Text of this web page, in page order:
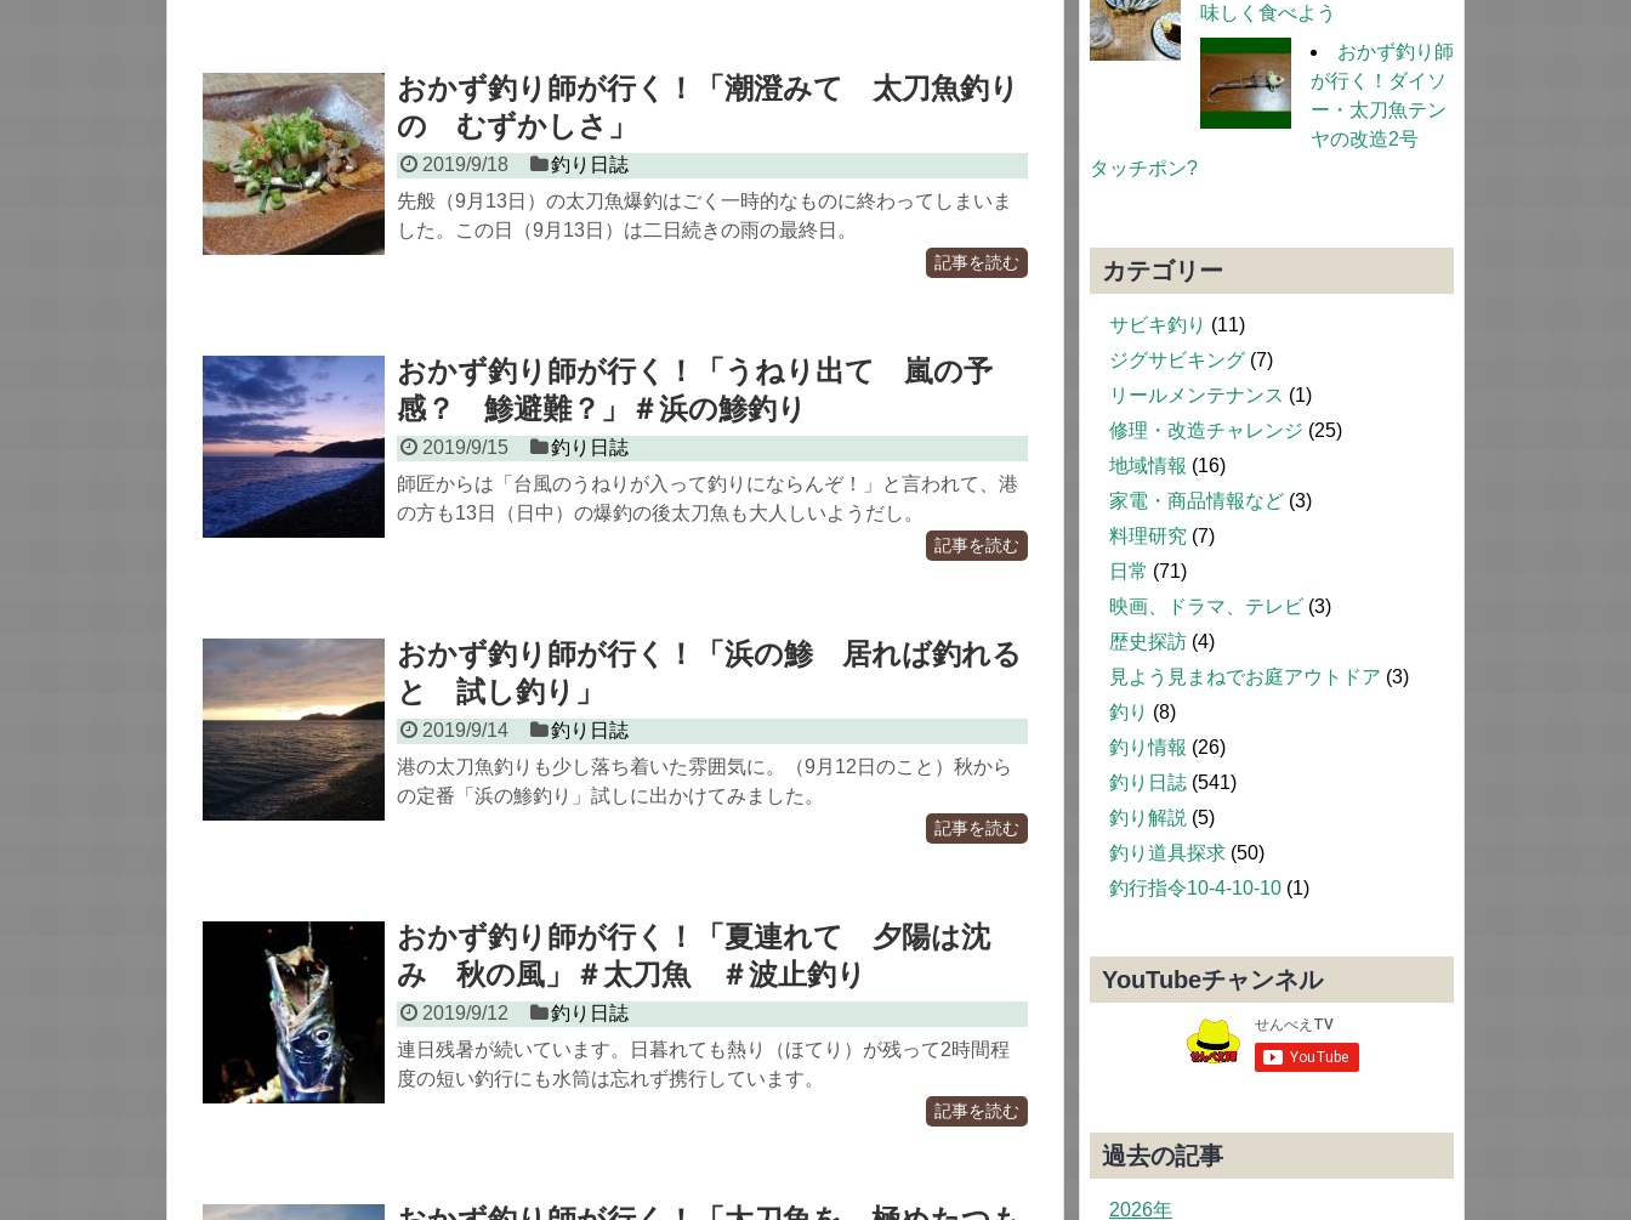
おかず釣り師が行く！「潮澄みて 太刀魚釣り
の むずかしさ」
2019/9/18
釣り日誌
先般（9月13日）の太刀魚爆釣はごく一時的なものに終わってしまいま
した。この日（9月13日）は二日続きの雨の最終日。
記事を読む
おかず釣り師が行く！「うねり出て 嵐の予
感？ 鯵避難？」＃浜の鯵釣り
2019/9/15
釣り日誌
師匠からは「台風のうねりが入って釣りにならんぞ！」と言われて、港
の方も13日（日中）の爆釣の後太刀魚も大人しいようだし。
記事を読む
おかず釣り師が行く！「浜の鯵 居れば釣れる
と 試し釣り」
2019/9/14
釣り日誌
港の太刀魚釣りも少し落ち着いた雰囲気に。（9月12日のこと）秋から
の定番「浜の鯵釣り」試しに出かけてみました。
記事を読む
おかず釣り師が行く！「夏連れて 夕陽は沈
み 秋の風」＃太刀魚 ＃波止釣り
2019/9/12
釣り日誌
連日残暑が続いています。日暮れても熱り（ほてり）が残って2時間程
度の短い釣行にも水筒は忘れず携行しています。
記事を読む
味しく食べよう
おかず釣り師
が行く！ダイソ
ー・太刀魚テン
ヤの改造2号
タッチポン?
カテゴリー
サビキ釣り (11)
ジグサビキング (7)
リールメンテナンス (1)
修理・改造チャレンジ (25)
地域情報 (16)
家電・商品情報など (3)
料理研究 (7)
日常 (71)
映画、ドラマ、テレビ (3)
歴史探訪 (4)
見よう見まねでお庭アウトドア (3)
釣り (8)
釣り情報 (26)
釣り日誌 (541)
釣り解説 (5)
釣り道具探求 (50)
釣行指令10-4-10-10 (1)
YouTubeチャンネル
過去の記事
2026年